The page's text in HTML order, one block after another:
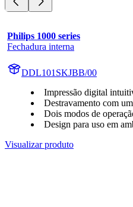
Philips 1000 series
Fechadura interna
DDL101SKJBB/00
Impressão digital
Destravamento com
Dois modos de
Design para uso em
Visualizar produto